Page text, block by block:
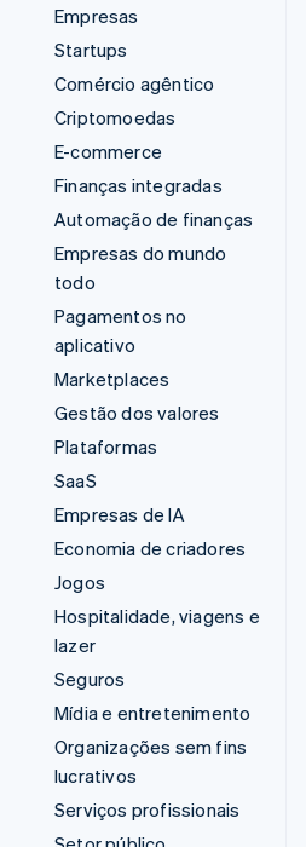
Empresas
Startups
Comércio agêntico
Criptomoedas
E-commerce
Finanças integradas
Automação de finanças
Empresas do mundo
todo
Pagamentos no
aplicativo
Marketplaces
Gestão dos valores
Plataformas
SaaS
Empresas de IA
Economia de criadores
Jogos
Hospitalidade, viagens e
lazer
Seguros
Mídia e entretenimento
Organizações sem fins
lucrativos
Serviços profissionais